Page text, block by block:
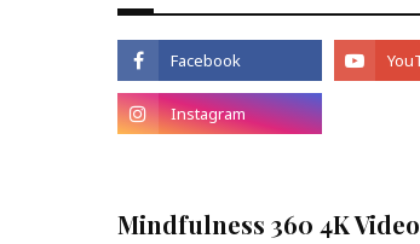
Mindfulness 360 4K Video